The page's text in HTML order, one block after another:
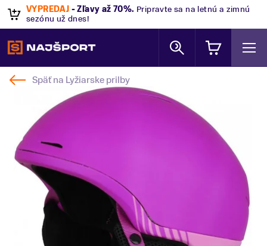
VÝPREDAJ - Zľavy až 70%. Pripravte sa na letnú a zimnú
sezónu už dnes!
Späť na Lyžiarske prilby